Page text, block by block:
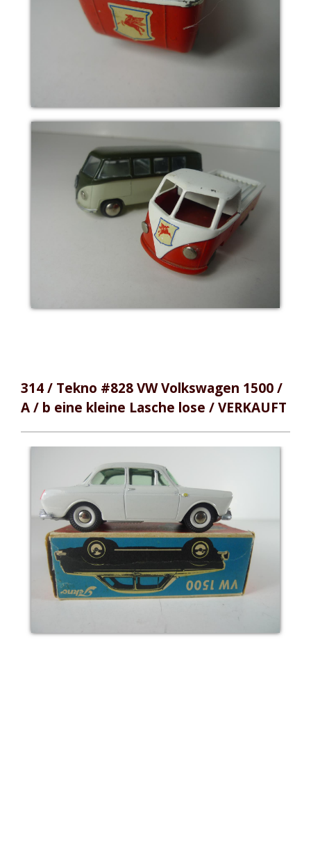
314 / Tekno #828 VW Volkswagen 1500 /
A / b eine kleine Lasche lose / VERKAUFT